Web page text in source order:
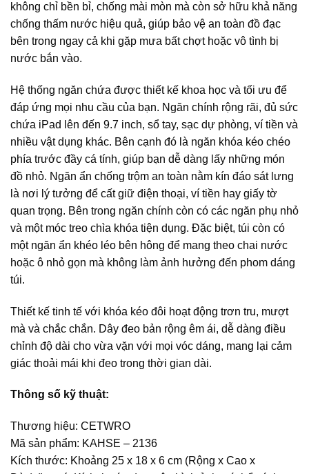
không chỉ bền bỉ, chống mài mòn mà còn sở hữu khả năng
chống thấm nước hiệu quả, giúp bảo vệ an toàn đồ đạc
bên trong ngay cả khi gặp mưa bất chợt hoặc vô tình bị
nước bắn vào.
Hệ thống ngăn chứa được thiết kế khoa học và tối ưu để
đáp ứng mọi nhu cầu của bạn. Ngăn chính rộng rãi, đủ sức
chứa iPad lên đến 9.7 inch, sổ tay, sạc dự phòng, ví tiền và
nhiều vật dụng khác. Bên cạnh đó là ngăn khóa kéo chéo
phía trước đầy cá tính, giúp bạn dễ dàng lấy những món
đồ nhỏ. Ngăn ẩn chống trộm an toàn nằm kín đáo sát lưng
là nơi lý tưởng để cất giữ điện thoại, ví tiền hay giấy tờ
quan trọng. Bên trong ngăn chính còn có các ngăn phụ nhỏ
và một móc treo chìa khóa tiện dụng. Đặc biệt, túi còn có
một ngăn ẩn khéo léo bên hông để mang theo chai nước
hoặc ô nhỏ gọn mà không làm ảnh hưởng đến phom dáng
túi.
Thiết kế tinh tế với khóa kéo đôi hoạt động trơn tru, mượt
mà và chắc chắn. Dây đeo bản rộng êm ái, dễ dàng điều
chỉnh độ dài cho vừa vặn với mọi vóc dáng, mang lại cảm
giác thoải mái khi đeo trong thời gian dài.
Thông số kỹ thuật:
Thương hiệu: CETWRO
Mã sản phẩm: KAHSE – 2136
Kích thước: Khoảng 25 x 18 x 6 cm (Rộng x Cao x